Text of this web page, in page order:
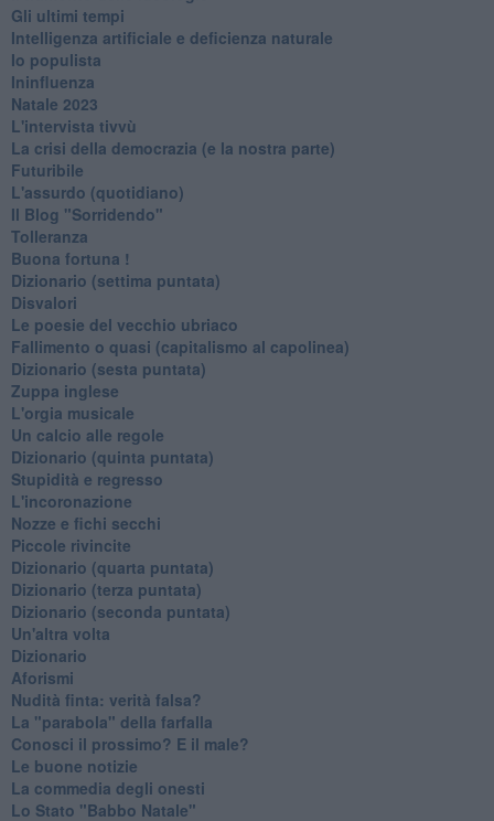
Gli ultimi tempi
Intelligenza artificiale e deficienza naturale
Io populista
Ininfluenza
Natale 2023
L'intervista tivvù
La crisi della democrazia (e la nostra parte)
Futuribile
L'assurdo (quotidiano)
Il Blog "Sorridendo"
Tolleranza
Buona fortuna !
​Dizionario (settima puntata)
Disvalori
Le poesie del vecchio ubriaco
Fallimento o quasi (capitalismo al capolinea)
Dizionario (sesta puntata)
Zuppa inglese
L'orgia musicale
Un calcio alle regole
Dizionario (quinta puntata)
Stupidità e regresso
L'incoronazione
Nozze e fichi secchi
Piccole rivincite
​Dizionario (quarta puntata)
​Dizionario (terza puntata)
​Dizionario (seconda puntata)
Un'altra volta
Dizionario
Aforismi
Nudità finta: verità falsa?
La "parabola" della farfalla
Conosci il prossimo? E il male?
Le buone notizie
La commedia degli onesti
Lo Stato "Babbo Natale"